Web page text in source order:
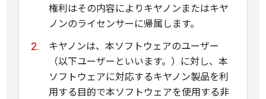
権利はその内容によりキヤノンまたはキヤ
ノンのライセンサーに帰属します。
キヤノンは、本ソフトウェアのユーザー
（以下ユーザーといいます。）に対し、本
ソフトウェアに対応するキヤノン製品を利
用する目的で本ソフトウェアを使用する非